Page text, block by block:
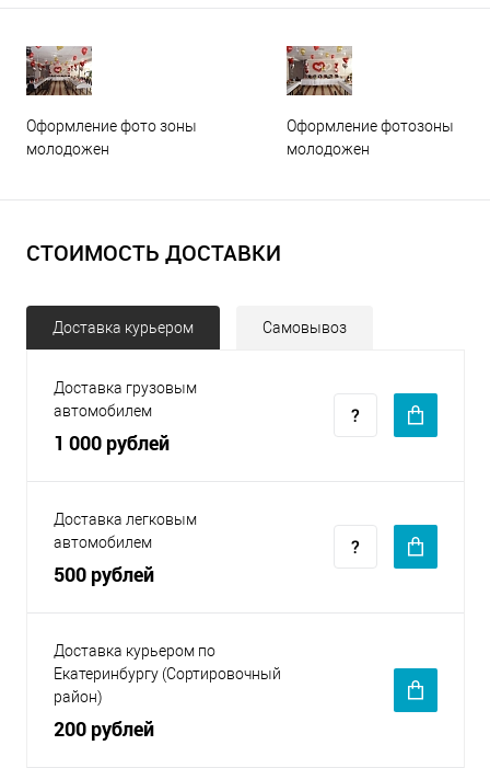
Оформление фото зоны
молодожен
Оформление фотозоны
молодожен
СТОИМОСТЬ ДОСТАВКИ
Доставка курьером Самовывоз
Доставка грузовым
автомобилем
1 000 рублей
Доставка легковым
автомобилем
500 рублей
Доставка курьером по
Екатеринбургу (Сортировочный
район)
200 рублей